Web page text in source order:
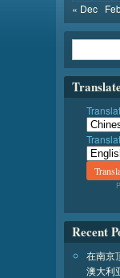
« Dec
Recent
在南京
澳大利